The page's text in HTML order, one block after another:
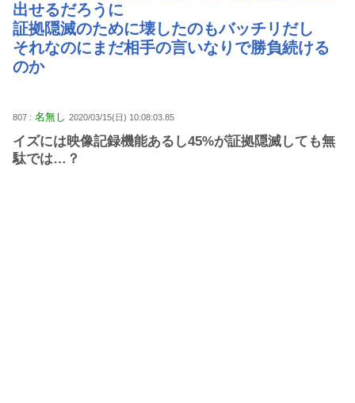
出せるだろうに
証拠隠滅のために壊したのもバッチリだし
それなのにまだ相手の言いなりで勝負続ける
のか
807 : 名無し 2020/03/15(日) 10:08:03.85
イズには映像記録機能あるし45%が証拠隠滅しても無
駄では…？